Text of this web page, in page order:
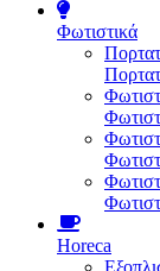
Φωτιστικά
Horeca